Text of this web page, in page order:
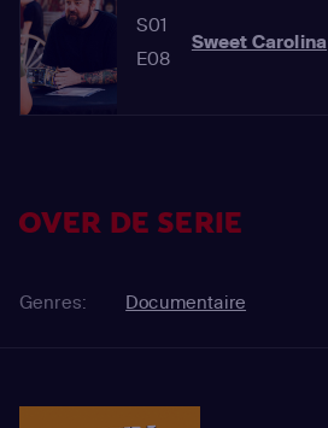
S01
E08
Sweet Carolina
OVER DE SERIE
Genres: Documentaire